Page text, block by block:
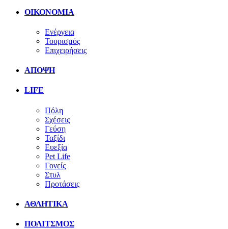
ΟΙΚΟΝΟΜΙΑ
Ενέργεια
Τουρισμός
Επιχειρήσεις
ΑΠΟΨΗ
LIFE
Πόλη
Σχέσεις
Γεύση
Ταξίδι
Ευεξία
Pet Life
Γονείς
Στυλ
Προτάσεις
ΑΘΛΗΤΙΚΑ
ΠΟΛΙΤΣΜΟΣ